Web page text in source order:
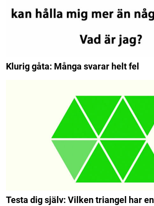
Klurig gåta: Många svarar helt fel
Testa dig själv: Vilken triangel har